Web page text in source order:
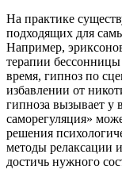
На практике
подходящих для
Например,
терапии
время, гипноз по
избавлении от
гипноза вызывает у
саморегуляция»
решения
методы релаксации
достичь нужного